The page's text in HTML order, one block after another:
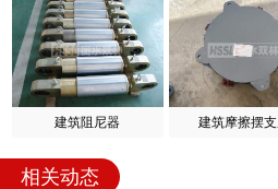
建筑阻尼器 建筑摩擦摆
相关动态